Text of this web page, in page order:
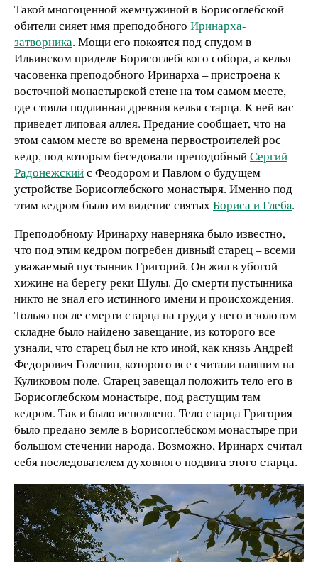
Такой многоценной жемчужиной в Борисоглебской
обители сияет имя преподобного Иринарха-
затворника. Мощи его покоятся под спудом в
Ильинском приделе Борисоглебского собора, а келья –
часовенка преподобного Иринарха – пристроена к
восточной монастырской стене на том самом месте,
где стояла подлинная древняя келья старца. К ней вас
приведет липовая аллея. Предание сообщает, что на
этом самом месте во времена первостроителей рос
кедр, под которым беседовали преподобныйСергий
Радонежскийс Феодором и Павлом о будущем
устройстве Борисоглебского монастыря. Именно под
этим кедром было им видение святыхБориса и Глебa.
Преподобному Иринарху наверняка было известно,
что под этим кедром погребен дивный старец – всеми
уважаемый пустынник Григорий. Он жил в убогой
хижине на берегу реки Шулы. До смерти пустынника
никто не знал его истинного имени и происхождения.
Только после смерти старца на груди у него в золотом
складне было найдено завещание, из которого все
узнали, что старец был не кто иной, как князь Андрей
Федорович Голенин, которого все считали павшим на
Куликовом поле. Старец завещал положить тело его в
Борисоглебском монастыре, под растущим там
кедром. Так и было исполнено. Тело старца Григория
было предано земле в Борисоглебском монастыре при
большом стечении народа. Возможно, Иринарх считал
себя последователем духовного подвига этого старца.